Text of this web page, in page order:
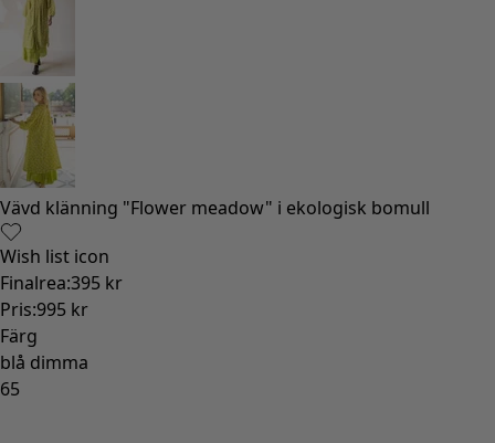
Lantlig inredning
Rolig inredning
Färgglad inredning
Blommig inredning
Natur
Bohemisk inredning
Skandinavisk inredning
Mysig inredning